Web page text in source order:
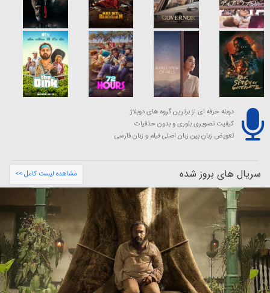
دوبله حرفه ای از برترین گروه های دوبلاژ
کیفیت تصویری بلوری و بدون حذفیات
تعویض زبان بین زبان اصلی فیلم و زبان فارسی
سریال های بروز شده مشاهده لیست کامل >>